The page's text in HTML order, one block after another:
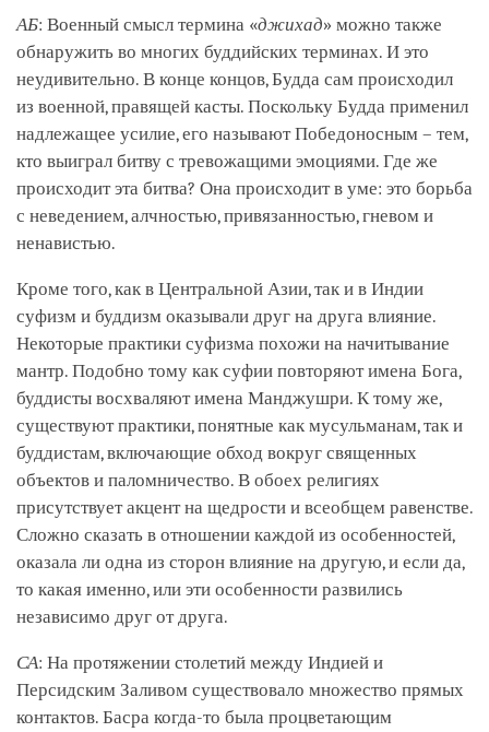
АБ: Военный смысл термина «джихад» можно также
обнаружить во многих буддийских терминах. И это
неудивительно. В конце концов, Будда сам происходил
из военной, правящей касты. Поскольку Будда применил
надлежащее усилие, его называют Победоносным – тем,
кто выиграл битву с тревожащими эмоциями. Где же
происходит эта битва? Она происходит в уме: это борьба
с неведением, алчностью, привязанностью, гневом и
ненавистью.
Кроме того, как в Центральной Азии, так и в Индии
суфизм и буддизм оказывали друг на друга влияние.
Некоторые практики суфизма похожи на начитывание
мантр. Подобно тому как суфии повторяют имена Бога,
буддисты восхваляют имена Манджушри. К тому же,
существуют практики, понятные как мусульманам, так и
буддистам, включающие обход вокруг священных
объектов и паломничество. В обоех религиях
присутствует акцент на щедрости и всеобщем равенстве.
Сложно сказать в отношении каждой из особенностей,
оказала ли одна из сторон влияние на другую, и если да,
то какая именно, или эти особенности развились
независимо друг от друга.
СА: На протяжении столетий между Индией и
Персидским Заливом существовало множество прямых
контактов. Басра когда-то была процветающим